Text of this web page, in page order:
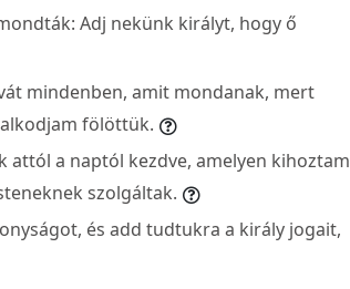
Adj nekünk királyt, hogy ő
mindenben, amit mondanak, mert
fölöttük.
attól a naptól kezdve, amelyen kihoztam
szolgáltak.
és add tudtukra a király jogait,